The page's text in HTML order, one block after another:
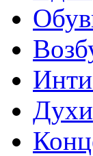
Духи